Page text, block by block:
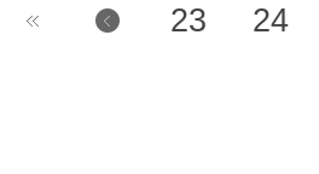
23 24